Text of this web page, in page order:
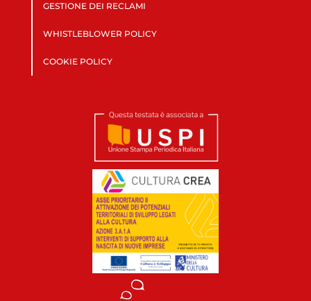
GESTIONE DEI RECLAMI
WHISTLEBLOWER POLICY
COOKIE POLICY